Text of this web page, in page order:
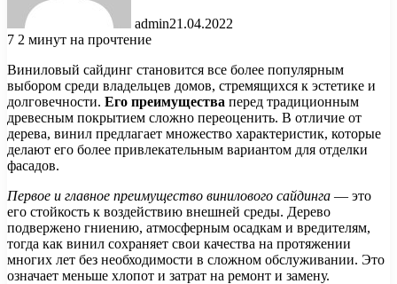
admin21.04.2022
7 2 минут на прочтение
Виниловый сайдинг становится все более популярным
выбором среди владельцев домов, стремящихся к эстетике и
долговечности. Его преимущества перед традиционным
древесным покрытием сложно переоценить. В отличие от
дерева, винил предлагает множество характеристик, которые
делают его более привлекательным вариантом для отделки
фасадов.
Первое и главное преимущество винилового сайдинга — это
его стойкость к воздействию внешней среды. Дерево
подвержено гниению, атмосферным осадкам и вредителям,
тогда как винил сохраняет свои качества на протяжении
многих лет без необходимости в сложном обслуживании. Это
означает меньше хлопот и затрат на ремонт и замену.